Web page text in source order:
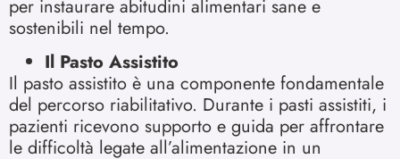
per instaurare abitudini alimentari sane e
sostenibili nel tempo.
Il Pasto Assistito
Il pasto assistito è una componente fondamentale
del percorso riabilitativo. Durante i pasti assistiti, i
pazienti ricevono supporto e guida per affrontare
le difficoltà legate all’alimentazione in un